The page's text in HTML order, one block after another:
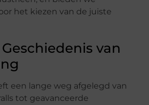
het kiezen van de juiste
van
een lange weg afgelegd van
tot geavanceerde